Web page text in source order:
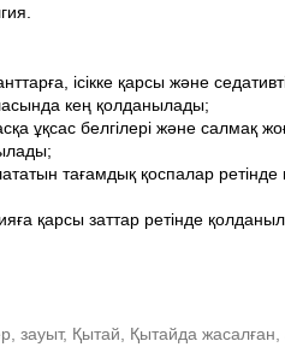
ісікке қарсы және
кең қолданылады;
ұқсас белгілері және салмақ
тағамдық қоспалар
қарсы заттар ретінде
зауыт, Қытай, Қытайда жасалған,